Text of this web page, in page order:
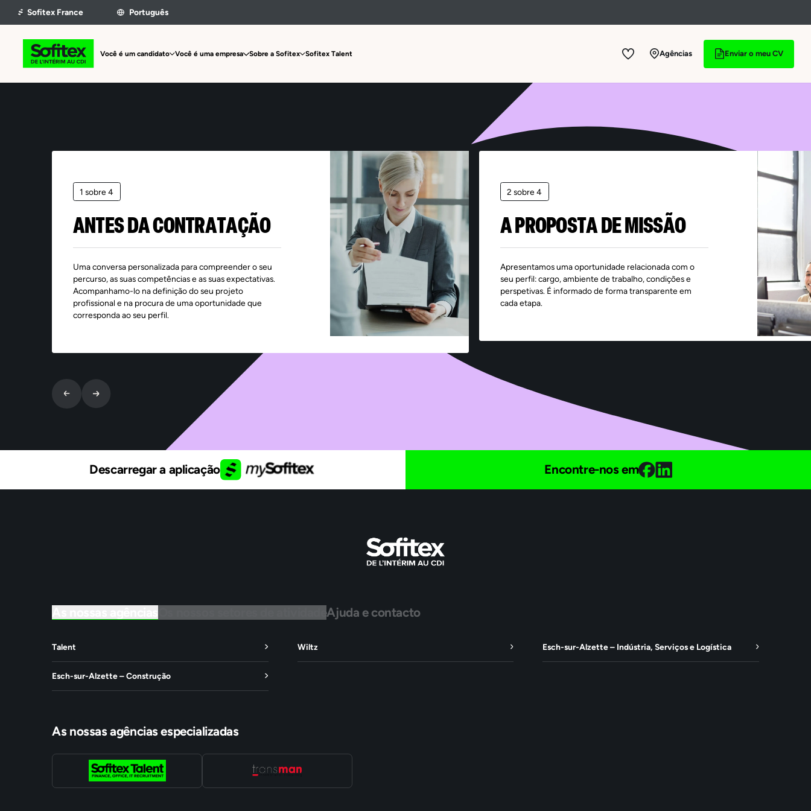
Você é um candidato Você é uma empresa Sobre a Sofitex Sofitex Talent Agências Enviar o meu CV
Oferta não encontrada
1 sobre 4
ANTES DA CONTRATAÇÃO
Uma conversa personalizada para compreender o seu
percurso, as suas competências e as suas expectativas.
Acompanhamo-lo na definição do seu projeto
profissional e na procura de uma oportunidade que
corresponda ao seu perfil.
2 sobre 4
A PROPOSTA DE MISSÃO
Apresentamos uma oportunidade relacionada com o
seu perfil: cargo, ambiente de trabalho, condições e
perspetivas. É informado de forma transparente em
cada etapa.
Descarregar a aplicação Encontre-nos em
Os nossos setores de atividadeAjuda e contacto
Talent Wiltz Esch-sur-Alzette – Indústria, Serviços e Logística
Esch-sur-Alzette – Construção
As nossas agências especializadas